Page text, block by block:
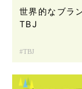
世界的なブラ
TBJ
TBJ